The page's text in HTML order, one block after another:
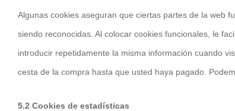
Algunas cookies aseguran que ciertas partes de la web
siendo reconocidas. Al colocar cookies funcionales, le
introducir repetidamente la misma información cuando
cesta de la compra hasta que usted haya pagado.
5.2 Cookies de estadísticas